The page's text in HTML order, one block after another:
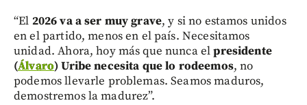
“El 2026 va a ser muy grave, y si no estamos unidos
en el partido, menos en el país. Necesitamos
unidad. Ahora, hoy más que nunca elpresidente
(Álvaro) Uribe necesita que lo rodeemos, no
podemos llevarle problemas. Seamos maduros,
demostremos la madurez”.